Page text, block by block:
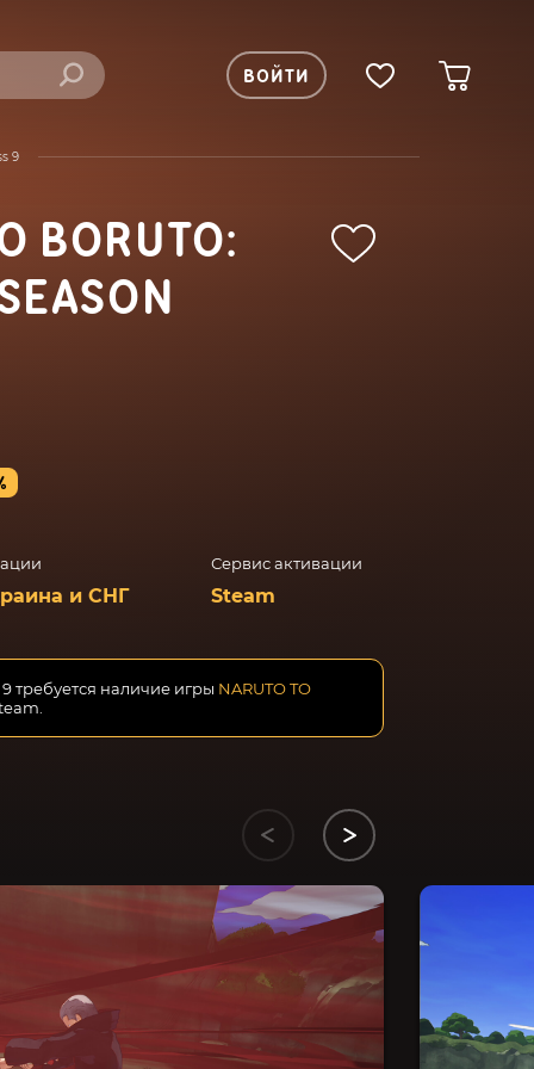
ВОЙТИ
9
BORUTO:
и СНГ
Сервис активации
Steam
требуется наличие игры NARUTO TO